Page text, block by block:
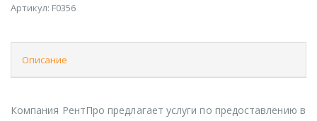
Артикул: F0356
Описание
Компания РентПро предлагает услуги по предоставлению в